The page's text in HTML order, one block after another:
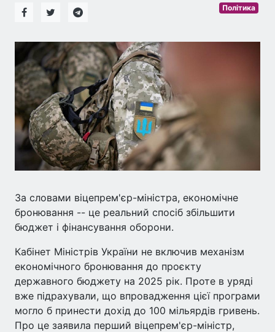
Політика
За словами віцепрем'єр-міністра, економічне
бронювання -- це реальний спосіб збільшити
бюджет і фінансування оборони.
Кабінет Міністрів України не включив механізм
економічного бронювання до проєкту
державного бюджету на 2025 рік. Проте в уряді
вже підрахували, що впровадження цієї програми
могло б принести дохід до 100 мільярдів гривень.
Про це заявила перший віцепрем'єр-міністр,